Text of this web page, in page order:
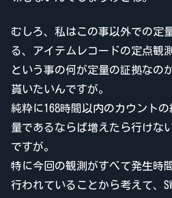
むしろ、私はこの事以外での定
る、アイテムレコードの定点観
という事の何が定量の証拠なの
貰いたいんですが。
純粋に168時間以内のカウント
量であるならば増えたら行けな
ですが。
特に今回の観測がすべて発生時
行われていることから考えて、